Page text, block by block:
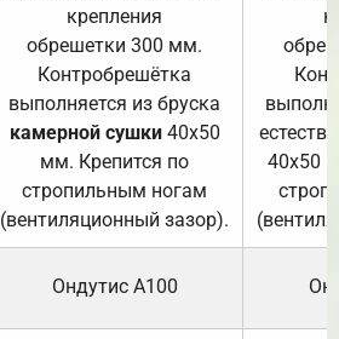
крепления
обрешетки 300 мм.
Контробрешётка
выполняется из бруска
камерной сушки40х50
мм. Крепится по
стропильным ногам
(вентиляционный зазор).
40х50
Ондутис А100